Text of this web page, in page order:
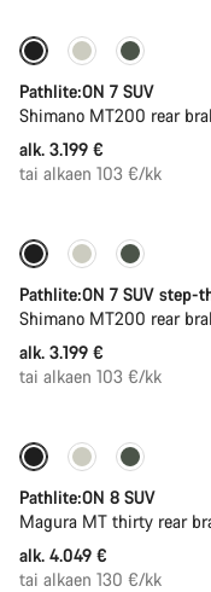
Pathlite:ON 7 SUV
Shimano MT200 rear
alk. 3.199 €
tai alkaen 103 €/kk
Pathlite:ON 7 SUV step-
Shimano MT200 rear
alk. 3.199 €
tai alkaen 103 €/kk
Pathlite:ON 8 SUV
Magura MT thirty rear
alk. 4.049 €
tai alkaen 130 €/kk